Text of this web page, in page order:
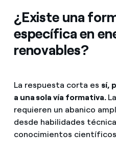
¿Existe una
específica en
renovables?
La respuesta corta es sí,
a una sola vía formativa.
requieren un abanico
desde habilidades
conocimientos